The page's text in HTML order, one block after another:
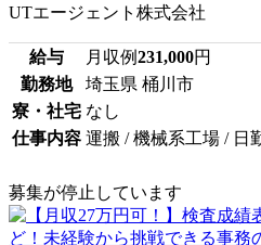
UTエージェント株式会社
給与 月収例231,000円
勤務地
埼玉県 桶川市
寮・社宅 なし
仕事内容 運搬 / 機械系工場 / 日
募集が停止しています